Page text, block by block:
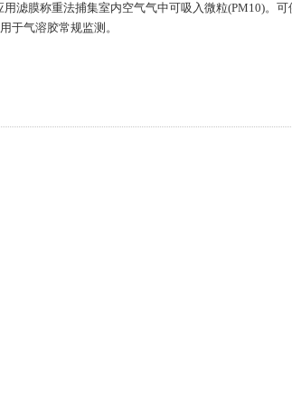
滤膜称重法捕集室内空气气中可吸入微粒(PM10)。可
于气溶胶常规监测。